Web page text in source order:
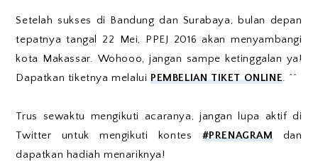
Setelah sukses di Bandung dan Surabaya, bulan depan
tepatnya tangal 22 Mei, PPEJ 2016 akan menyambangi
kota Makassar. Wohooo, jangan sampe ketinggalan ya!
Dapatkan tiketnya melaluiPEMBELIAN TIKET ONLINE. ^^
Trus sewaktu mengikuti acaranya, jangan lupa aktif di
Twitter untuk mengikuti kontes #PRENAGRAMdan
dapatkan hadiah menariknya!